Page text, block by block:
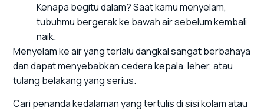
Kenapa begitu dalam? Saat kamu menyelam,
tubuhmu bergerak ke bawah air sebelum kembali
naik.
Menyelam ke air yang terlalu dangkal sangat berbahaya
dan dapat menyebabkan cedera kepala, leher, atau
tulang belakang yang serius.
Cari penanda kedalaman yang tertulis di sisi kolam atau